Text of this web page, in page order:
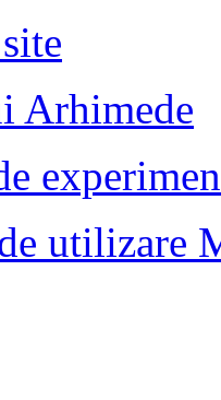
Arhimede
utilizare